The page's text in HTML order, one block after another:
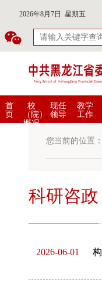
2026年8月7日 星期五
首
页
校
（院）
概况
现任
领导
教学
工作
您当前的位置：
科研咨政
2026-06-01